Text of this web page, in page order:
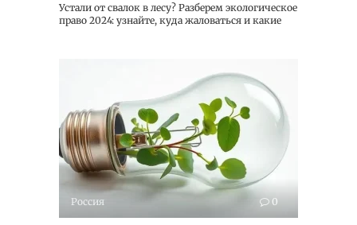
Устали от свалок в лесу? Разберем экологическое
право 2024: узнайте, куда жаловаться и какие
Россия 0